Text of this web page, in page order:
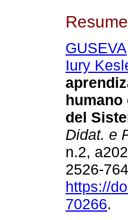
Iury
humano
del
Didat. e
n.2,
2526-
https://
70266.